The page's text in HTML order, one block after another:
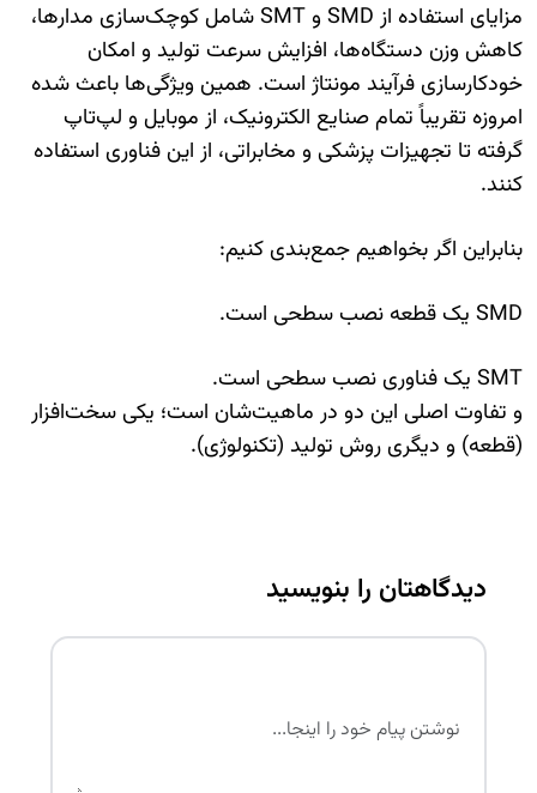
مزایای استفاده از SMD و SMT شامل کوچک‌سازی مدارها،
کاهش وزن دستگاه‌ها، افزایش سرعت تولید و امکان
خودکارسازی فرآیند مونتاژ است. همین ویژگی‌ها باعث شده
امروزه تقریباً تمام صنایع الکترونیک، از موبایل و لپ‌تاپ
گرفته تا تجهیزات پزشکی و مخابراتی، از این فناوری استفاده
کنند.
بنابراین اگر بخواهیم جمع‌بندی کنیم:
SMD یک قطعه نصب سطحی است.
SMT یک فناوری نصب سطحی است.
و تفاوت اصلی این دو در ماهیت‌شان است؛ یکی سخت‌افزار
(قطعه) و دیگری روش تولید (تکنولوژی).
دیدگاهتان را بنویسید